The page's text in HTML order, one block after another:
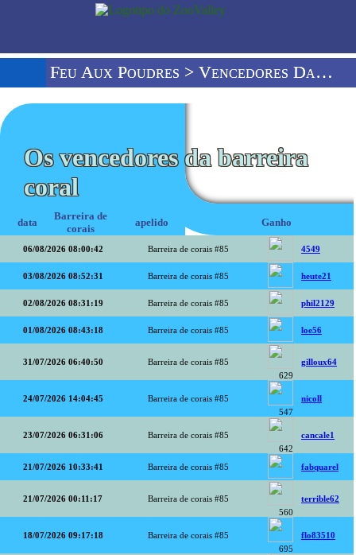
Feu Aux Poudres > Vencedores Da Barreira De Corais
Os vencedores da barreira
coral
data
Barreira de
corais
apelido Ganho
06/08/2026 08:00:42 Barreira de corais #85 4549
03/08/2026 08:52:31 Barreira de corais #85 heute21
02/08/2026 08:31:19 Barreira de corais #85 phil2129
01/08/2026 08:43:18 Barreira de corais #85 loe56
31/07/2026 06:40:50
Barreira de corais #85
629
gilloux64
24/07/2026 14:04:45
Barreira de corais #85
547
nicoll
23/07/2026 06:31:06
Barreira de corais #85
642
cancale1
21/07/2026 10:33:41 Barreira de corais #85 fabquarel
21/07/2026 00:11:17
Barreira de corais #85
560
terrible62
18/07/2026 09:17:18
Barreira de corais #85
695
flo83510